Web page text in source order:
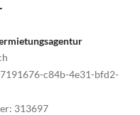
c84b-4e31-bfd2-
: 313697